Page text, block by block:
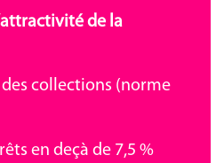
de la
collections (norme
en deçà de 7,5 %